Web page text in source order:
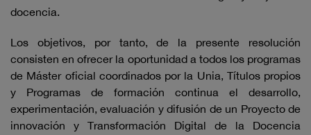
docencia.
Los objetivos, por tanto, de la presente resolución
consisten en ofrecer la oportunidad a todos los programas
de Máster oficial coordinados por la Unia, Títulos propios
y Programas de formación continua el desarrollo,
experimentación, evaluación y difusión de un Proyecto de
innovación y Transformación Digital de la Docencia